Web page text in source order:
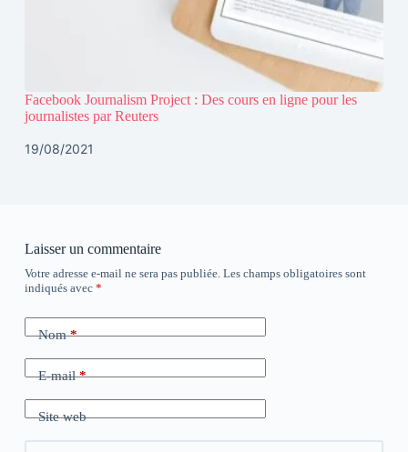
Facebook Journalism Project : Des cours en ligne pour les
journalistes par Reuters
19/08/2021
Laisser un commentaire
Votre adresse e-mail ne sera pas publiée. Les champs obligatoires sont
indiqués avec *
Nom*
E-mail*
Site web